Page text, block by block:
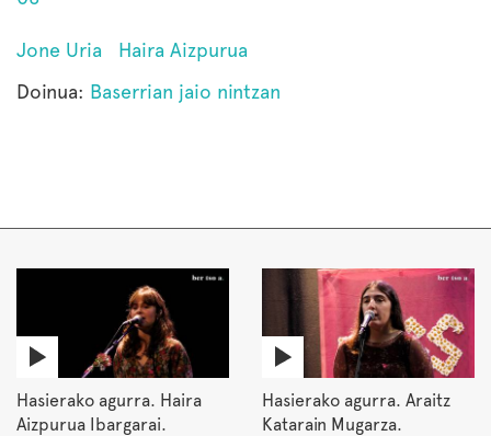
Jone Uria
Haira Aizpurua
Doinua: Baserrian jaio nintzan
Hasierako agurra. Haira
Aizpurua Ibargarai.
Hasierako agurra. Araitz
Katarain Mugarza.